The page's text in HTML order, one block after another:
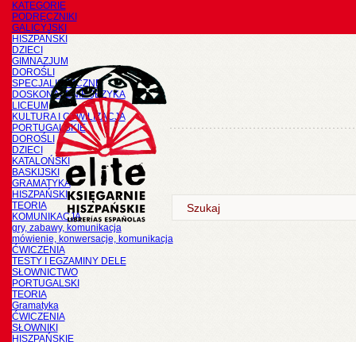
KATEGORIE
PODRĘCZNIKI
GALICYJSKI
HISZPAŃSKI
DZIECI
GIMNAZJUM
DOROŚLI
SPECJALISTYCZNE
DOSKONALENIE JĘZYKA
LICEUM
KULTURA I CYWILIZACJA
PORTUGALSKIE
DOROŚLI
DZIECI
KATALOŃSKI
BASKIJSKI
GRAMATYKA
HISZPAŃSKI
TEORIA
KOMUNIKACJA
gry, zabawy, komunikacja
mówienie, konwersacje, komunikacja
ĆWICZENIA
TESTY I EGZAMINY DELE
SŁOWNICTWO
PORTUGALSKI
TEORIA
Gramatyka
ĆWICZENIA
SŁOWNIKI
HISZPAŃSKIE